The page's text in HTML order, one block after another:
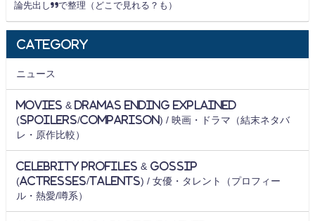
論先出し”で整理（どこで見れる？も）
Category
ニュース
Movies & Dramas Ending Explained
(Spoilers/Comparison) / 映画・ドラマ（結末ネタバ
レ・原作比較）
Celebrity Profiles & Gossip
(Actresses/Talents) / 女優・タレント（プロフィー
ル・熱愛/噂系）